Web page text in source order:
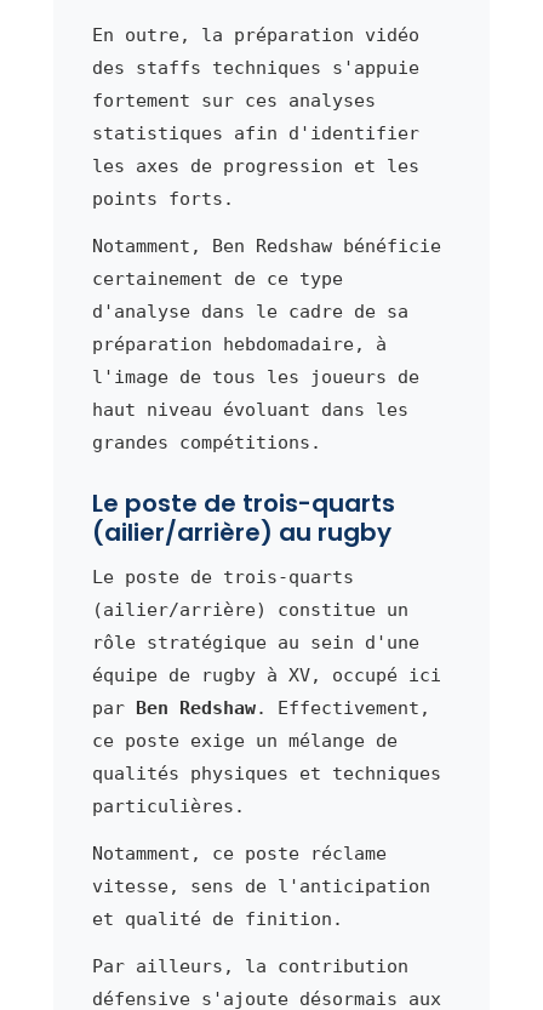
En outre, la préparation vidéo
des staffs techniques s'appuie
fortement sur ces analyses
statistiques afin d'identifier
les axes de progression et les
points forts.
Notamment, Ben Redshaw bénéficie
certainement de ce type
d'analyse dans le cadre de sa
préparation hebdomadaire, à
l'image de tous les joueurs de
haut niveau évoluant dans les
grandes compétitions.
Le poste de trois-quarts
(ailier/arrière) au rugby
Le poste de trois-quarts
(ailier/arrière) constitue un
rôle stratégique au sein d'une
équipe de rugby à XV, occupé ici
par Ben Redshaw. Effectivement,
ce poste exige un mélange de
qualités physiques et techniques
particulières.
Notamment, ce poste réclame
vitesse, sens de l'anticipation
et qualité de finition.
Par ailleurs, la contribution
défensive s'ajoute désormais aux